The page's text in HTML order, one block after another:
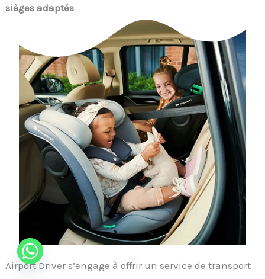
sièges adaptés
Airport Driver s’engage à offrir un service de transport